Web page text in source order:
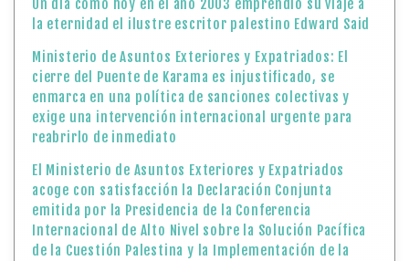
Un día como hoy en el año 2003 emprendió su viaje a
la eternidad el ilustre escritor palestino Edward Said
Ministerio de Asuntos Exteriores y Expatriados: El
cierre del Puente de Karama es injustificado, se
enmarca en una política de sanciones colectivas y
exige una intervención internacional urgente para
reabrirlo de inmediato
El Ministerio de Asuntos Exteriores y Expatriados
acoge con satisfacción la Declaración Conjunta
emitida por la Presidencia de la Conferencia
Internacional de Alto Nivel sobre la Solución Pacífica
de la Cuestión Palestina y la Implementación de la